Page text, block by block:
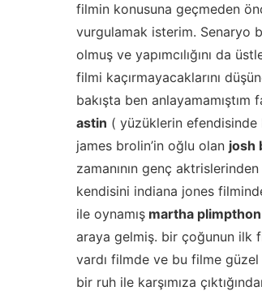
filmin konusuna geçmeden
vurgulamak isterim. Senaryo
olmuş ve yapımcılığını da
filmi kaçırmayacaklarını
bakışta ben
astin ( yüzüklerin
james brolin’in oğlu olan josh
zamanının genç aktrislerinden
kendisini indiana jones
ile oynamış martha plimpthon
araya gelmiş. bir çoğunun ilk
vardı filmde ve bu filme
bir ruh ile karşımıza